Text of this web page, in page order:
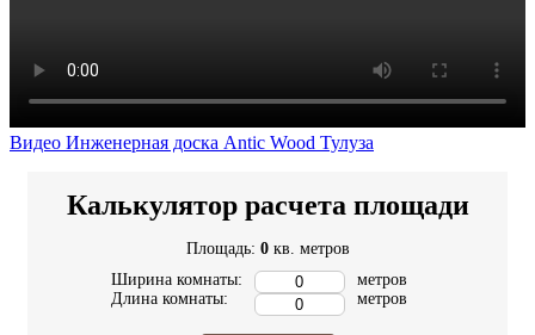
Видео Инженерная доска Antic Wood Тулуза
Калькулятор расчета площади
Площадь: 0 кв. метров
Ширина комнаты:
Длина комнаты:
метров
метров